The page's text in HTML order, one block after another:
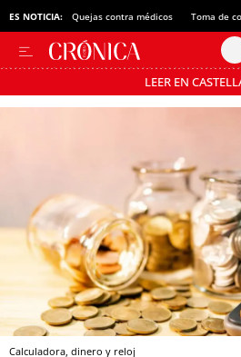
ES NOTICIA: Quejas contra médicos Toma de
LEER EN
Pásate al MODO
Calculadora, dinero y reloj